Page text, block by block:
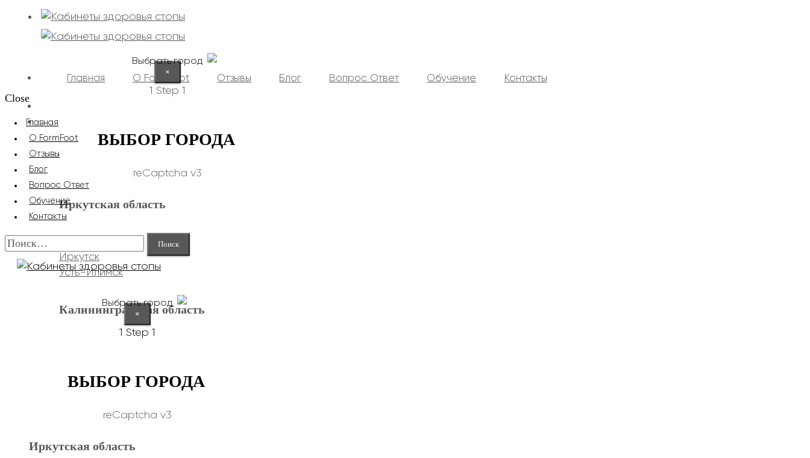
Выбрать город
×
1 Step 1
ВЫБОР ГОРОДА
reCaptcha v3
Иркутская область
Иркутск
Усть-Илимск
Калининградская область
Курган
Главная О FormFoot Отзывы Блог Вопрос Ответ Обучение Контакты
Close
Главная
О FormFoot
Отзывы
Блог
Вопрос Ответ
Обучение
Контакты
Найти:
Выбрать город
×
1 Step 1
ВЫБОР ГОРОДА
reCaptcha v3
Иркутская область